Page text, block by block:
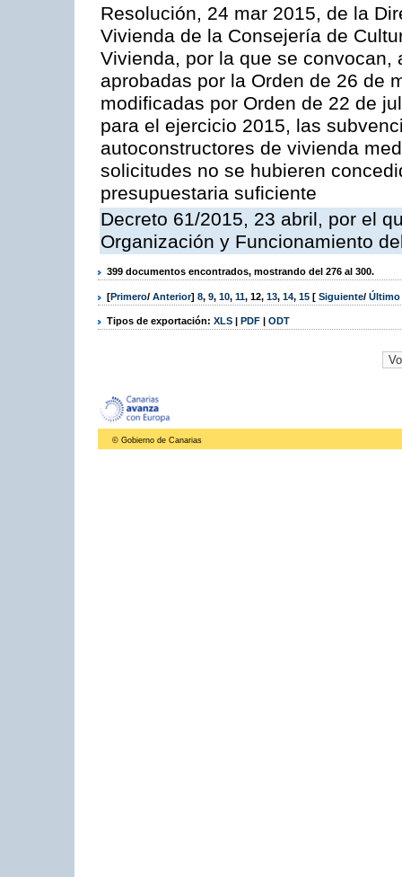
Resolución, 24 mar 2015, de la
Vivienda de la Consejería de
Vivienda, por la que se
aprobadas por la Orden de 26 de
modificadas por Orden de 22 de
para el ejercicio 2015, las
autoconstructores de vivienda
solicitudes no se hubieren
presupuestaria suficiente
Decreto 61/2015, 23 abril, por el
Organización y Funcionamiento
399 documentos encontrados, mostrando del 276 al 300.
[Primero/ Anterior] 8, 9, 10, 11, 12, 13, 14, 15 [ Siguiente/ Último
Tipos de exportación: XLS | PDF | ODT
© Gobierno de Canarias